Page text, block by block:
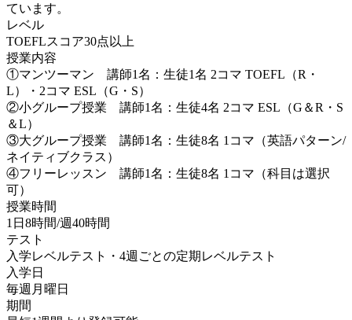
ています。
レベル
TOEFLスコア30点以上
授業内容
①マンツーマン 講師1名：生徒1名 2コマ TOEFL（R・
L）・2コマ ESL（G・S）
②小グループ授業 講師1名：生徒4名 2コマ ESL（G＆R・S
＆L）
③大グループ授業 講師1名：生徒8名 1コマ（英語パターン/
ネイティブクラス）
④フリーレッスン 講師1名：生徒8名 1コマ（科目は選択
可）
授業時間
1日8時間/週40時間
テスト
入学レベルテスト・4週ごとの定期レベルテスト
入学日
毎週月曜日
期間